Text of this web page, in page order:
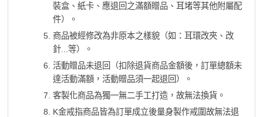
裝盒、紙卡、應退回之滿額贈品、耳堵等其他附屬配
件）。
商品被經修改為非原本之樣貌（如：耳環改夾、改
針...等）。
活動贈品未退回（扣除退貨商品金額後，訂單總額未
達活動滿額，活動贈品須一起退回）。
客製化商品為獨一無二手工打造，故無法換貨。
K金戒指商品皆為訂單成立後量身製作戒圍故無法退